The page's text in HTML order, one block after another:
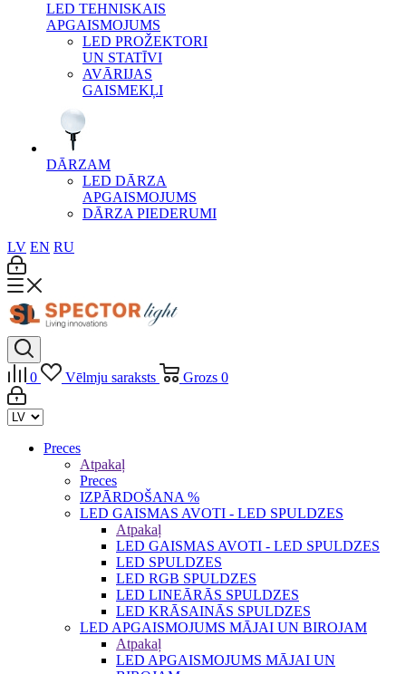
LED TEHNISKAIS
APGAISMOJUMS
LED PROŽEKTORI
UN STATĪVI
AVĀRIJAS
GAISMEKĻI
DĀRZAM
LED DĀRZA
APGAISMOJUMS
DĀRZA PIEDERUMI
LV EN RU
0 Vēlmju saraksts Grozs 0
Preces
Atpakaļ
Preces
IZPĀRDOŠANA %
LED GAISMAS AVOTI - LED SPULDZES
Atpakaļ
LED GAISMAS AVOTI - LED SPULDZES
LED SPULDZES
LED RGB SPULDZES
LED LINEĀRĀS SPULDZES
LED KRĀSAINĀS SPULDZES
LED APGAISMOJUMS MĀJAI UN BIROJAM
Atpakaļ
LED APGAISMOJUMS MĀJAI UN